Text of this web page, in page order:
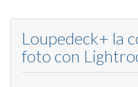
Loupedeck+ la
foto con